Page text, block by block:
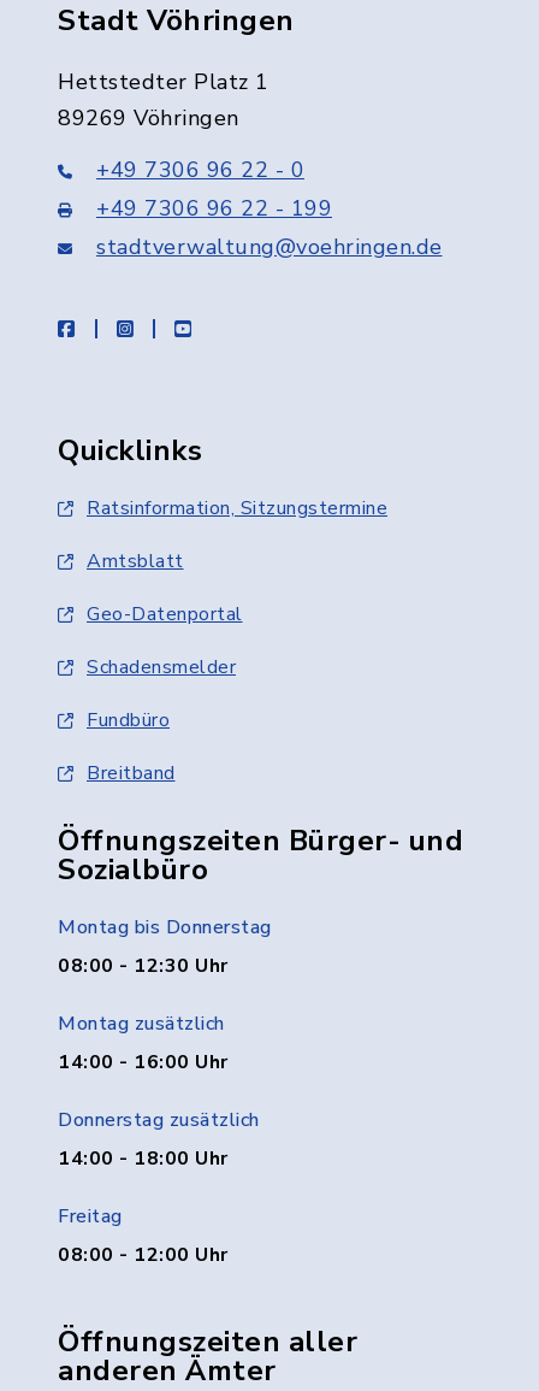
Stadt Vöhringen
Hettstedter Platz 1
89269 Vöhringen
+49 7306 96 22 - 0
+49 7306 96 22 - 199
stadtverwaltung@voehringen.de
facebookinstagramyoutube
Quicklinks
Ratsinformation, Sitzungstermine
Amtsblatt
Geo-Datenportal
Schadensmelder
Fundbüro
Breitband
Öffnungszeiten Bürger- und
Sozialbüro
Montag bis Donnerstag
08:00 - 12:30 Uhr
Montag zusätzlich
14:00 - 16:00 Uhr
Donnerstag zusätzlich
14:00 - 18:00 Uhr
Freitag
08:00 - 12:00 Uhr
Öffnungszeiten aller
anderen Ämter